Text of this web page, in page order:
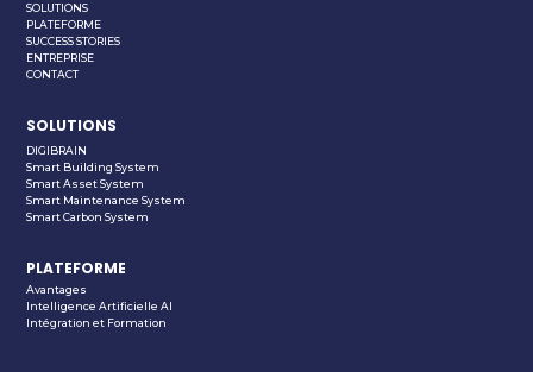
SOLUTIONS
PLATEFORME
SUCCESS STORIES
ENTREPRISE
CONTACT
SOLUTIONS
DIGIBRAIN
Smart Building System
Smart Asset System
Smart Maintenance System
Smart Carbon System
PLATEFORME
Avantages
Intelligence Artificielle AI
Intégration et Formation